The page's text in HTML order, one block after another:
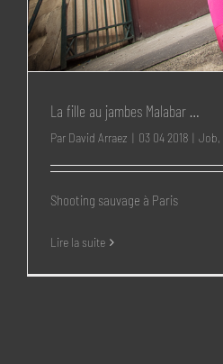
La fille au jambes Malabar …
Par David Arraez | 03 04 2018 | Job,
Shooting sauvage à Paris
Lire la suite